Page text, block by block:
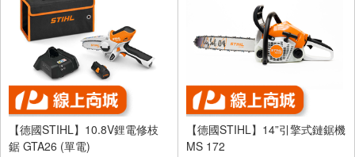
【德國STIHL】10.8V鋰電修枝
鋸 GTA26 (單電)
【德國STIHL】14”引擎式鏈鋸機
MS 172